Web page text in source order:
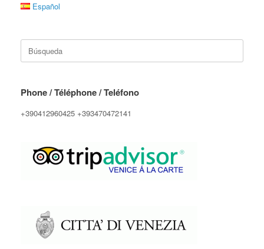
Español
Buscar:
Phone / Téléphone / Teléfono
+390412960425 +393470472141